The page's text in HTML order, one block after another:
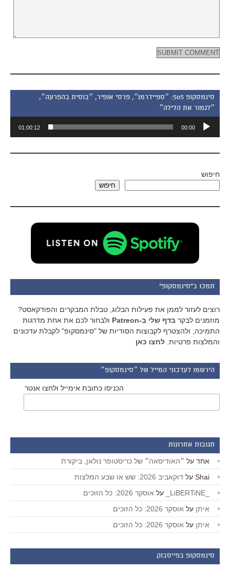
סינמסקופ 505: ״ספיידרמן״, פרסי אופיר, ״בוסית בהפרעה״,
״לגמור את הלילה״
אודיו
00:00
01:00:12
חיפוש
חיפוש
תמכו ב"סינמסקופ"
רוצים לעזור לממן את פעילות הבלוג, טבלת המבקרים והפודקאסט?
מוזמנים לבקר בדף שלי ב-Patreon
ולבחור לכם את אחת מדרגות
התמיכה, ולהצטרף לקבוצות הסודיות של "סינמסקופ" לקבלת עדכונים
והמלצות פרטיות. לחצו כאן
הירשמו לעדכוני המייל של ״סינמסקופ״
הכניסו כתובת אימייל ולחצו אנטר
תגובות אחרונות
אחד על ״האודיסאה״ של כריסטופר נולאן, ביקורת
Shai על דוקאביב 2026: שש או שבע המלצות
על אוסקר 2026: כל הזוכים
איתן על אוסקר 2026: כל הזוכים
איתן על אוסקר 2026: כל הזוכים
סינמסקופ בפייסבוק